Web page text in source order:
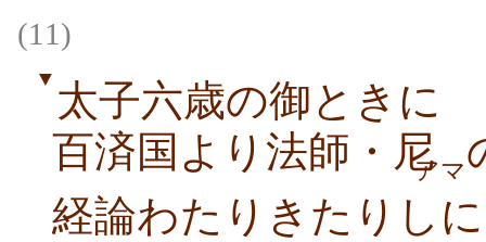
(11)
▼ 太子六歳の御ときに
百済国より法師・尼アマ
経論わたりきたりしに